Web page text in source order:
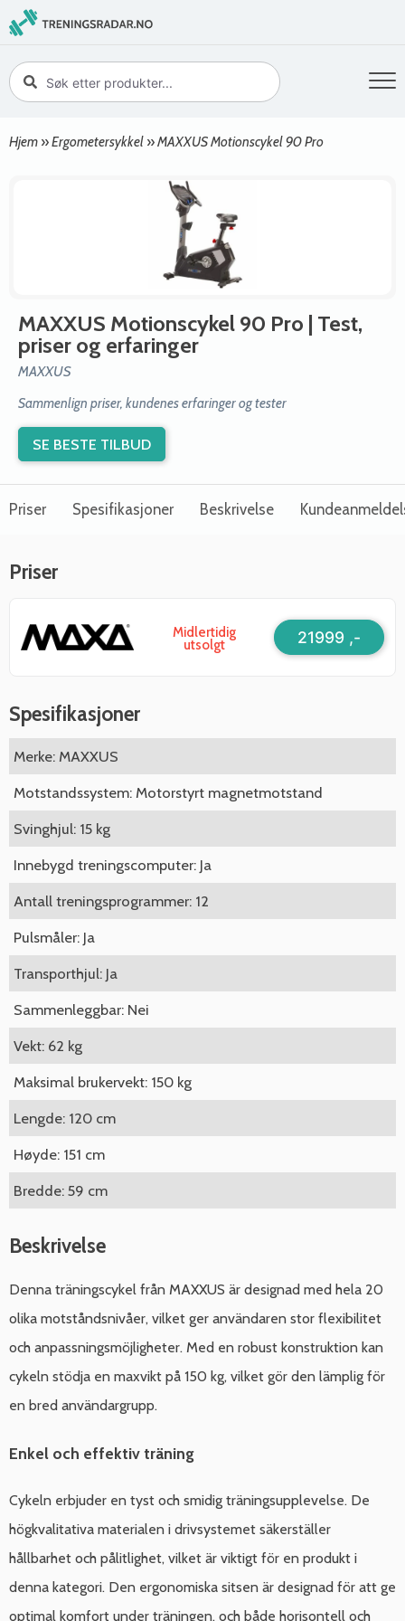
Hjem »Ergometersykkel »MAXXUS Motionscykel 90 Pro
MAXXUS Motionscykel 90 Pro | Test,
priser og erfaringer
MAXXUS
Sammenlign priser, kundenes erfaringer og tester
SE BESTE TILBUD
Priser Spesifikasjoner Beskrivelse
Priser
Midlertidig
utsolgt 21999 ,-
Spesifikasjoner
Merke: MAXXUS
Motstandssystem: Motorstyrt magnetmotstand
Svinghjul: 15 kg
Innebygd treningscomputer: Ja
Antall treningsprogrammer: 12
Pulsmåler: Ja
Transporthjul: Ja
Sammenleggbar: Nei
Vekt: 62 kg
Maksimal brukervekt: 150 kg
Lengde: 120 cm
Høyde: 151 cm
Bredde: 59 cm
Beskrivelse
Denna träningscykel från MAXXUS är designad med hela 20
olika motståndsnivåer, vilket ger användaren stor flexibilitet
och anpassningsmöjligheter. Med en robust konstruktion kan
cykeln stödja en maxvikt på 150 kg, vilket gör den lämplig för
en bred användargrupp.
Enkel och effektiv träning
Cykeln erbjuder en tyst och smidig träningsupplevelse. De
högkvalitativa materialen i drivsystemet säkerställer
hållbarhet och pålitlighet, vilket är viktigt för en produkt i
denna kategori. Den ergonomiska sitsen är designad för att ge
optimal komfort under träningen, och både horisontell och